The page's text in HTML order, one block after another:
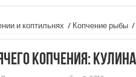
и коптильнях / Копчение рыбы /
копчения: